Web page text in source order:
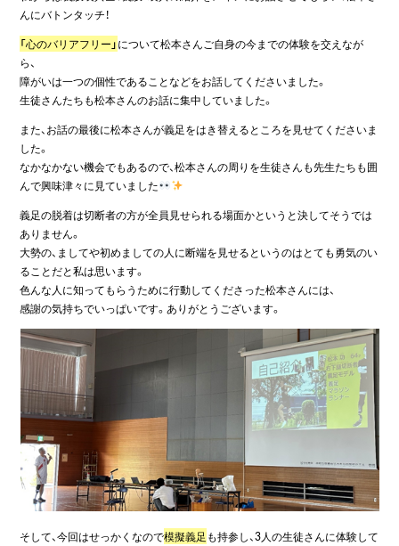
んにバトンタッチ！
「心のバリアフリー 」について松本さんご自身の今までの体験を交えなが
ら、
障がいは一つの個性であることなどをお話してくださいました。
生徒さんたちも松本さんのお話に集中していました。
また、お話の最後に松本さんが義足をはき替えるところを見せてくださいま
した。
なかなかない機会でもあるので、松本さんの周りを生徒さんも先生たちも囲
んで興味津々に見ていました
義足の脱着は切断者の方が全員見せられる場面かというと決してそうでは
ありません。
大勢の、ましてや初めましての人に断端を見せるというのはとても勇気のい
ることだと私は思います。
色んな人に知ってもらうために行動してくださった松本さんには、
感謝の気持ちでいっぱいです。ありがとうございます。
そして、今回はせっかくなので模擬義足 も持参し、3人の生徒さんに体験して